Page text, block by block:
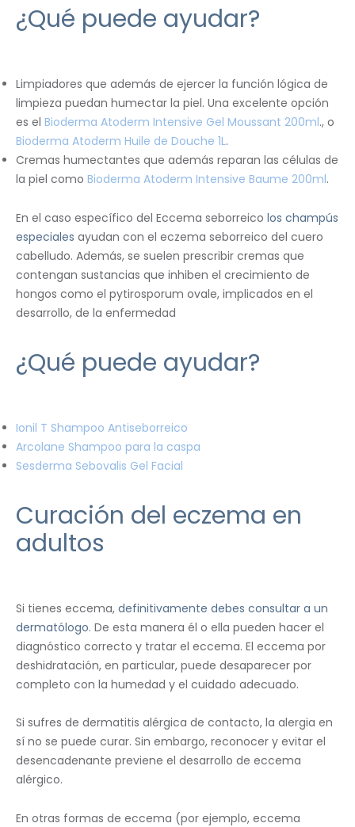
¿Qué puede ayudar?
Limpiadores que además de ejercer la función lógica de
limpieza puedan humectar la piel. Una excelente opción
es el Bioderma Atoderm Intensive Gel Moussant 200ml., o
Bioderma Atoderm Huile de Douche 1L.
Cremas humectantes que además reparan las células de
la piel como Bioderma Atoderm Intensive Baume 200ml.
En el caso específico del Eccema seborreico los champús
especiales ayudan con el eczema seborreico del cuero
cabelludo. Además, se suelen prescribir cremas que
contengan sustancias que inhiben el crecimiento de
hongos como el pytirosporum ovale, implicados en el
desarrollo, de la enfermedad
¿Qué puede ayudar?
Ionil T Shampoo Antiseborreico
Arcolane Shampoo para la caspa
Sesderma Sebovalis Gel Facial
Curación del eczema en
adultos
Si tienes eccema, definitivamente debes consultar a un
dermatólogo. De esta manera él o ella pueden hacer el
diagnóstico correcto y tratar el eccema. El eccema por
deshidratación, en particular, puede desaparecer por
completo con la humedad y el cuidado adecuado.
Si sufres de dermatitis alérgica de contacto, la alergia en
sí no se puede curar. Sin embargo, reconocer y evitar el
desencadenante previene el desarrollo de eccema
alérgico.
En otras formas de eccema (por ejemplo, eccema